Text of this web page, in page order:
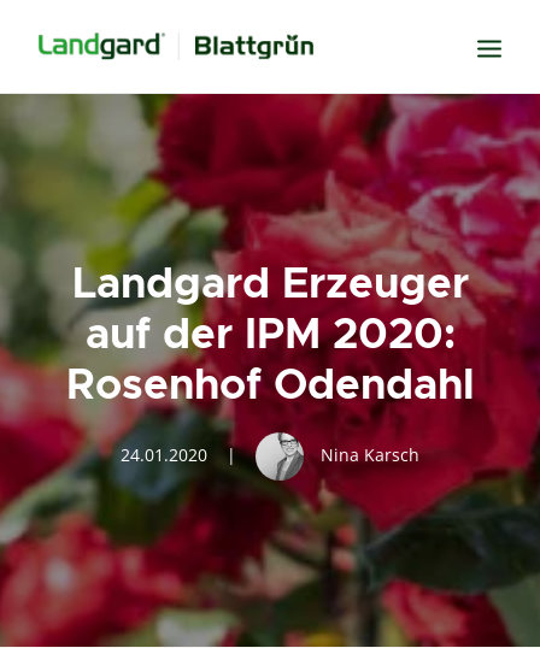
Neugier
Inspiration
Verbundenheit
Transparenz
Freude
Erfolg
Miteinander
Wissen
Suche
Landgard Erzeuger
auf der IPM 2020:
Rosenhof Odendahl
24.01.2020 | Nina Karsch